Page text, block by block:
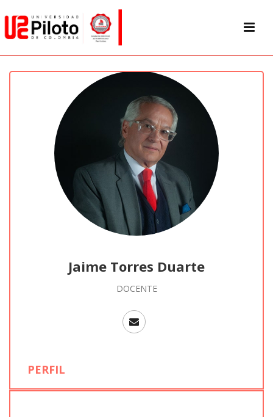
Jaime Torres Duarte
DOCENTE
PERFIL